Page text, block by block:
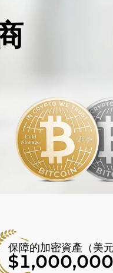
保障的加密資產（美元